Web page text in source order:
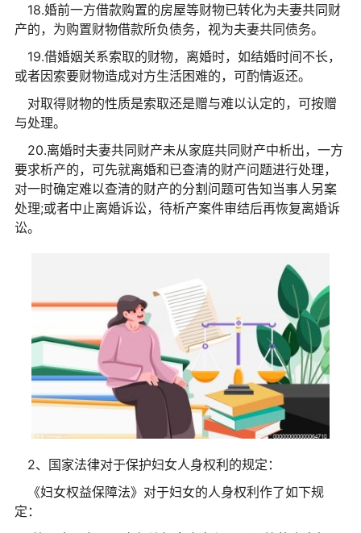
18.婚前一方借款购置的房屋等财物已转化为夫妻共同财
产的，为购置财物借款所负债务，视为夫妻共同债务。
19.借婚姻关系索取的财物，离婚时，如结婚时间不长，
或者因索要财物造成对方生活困难的，可酌情返还。
对取得财物的性质是索取还是赠与难以认定的，可按赠
与处理。
20.离婚时夫妻共同财产未从家庭共同财产中析出，一方
要求析产的，可先就离婚和已查清的财产问题进行处理，
对一时确定难以查清的财产的分割问题可告知当事人另案
处理;或者中止离婚诉讼，待析产案件审结后再恢复离婚诉
讼。
2、国家法律对于保护妇女人身权利的规定：
《妇女权益保障法》对于妇女的人身权利作了如下规
定：